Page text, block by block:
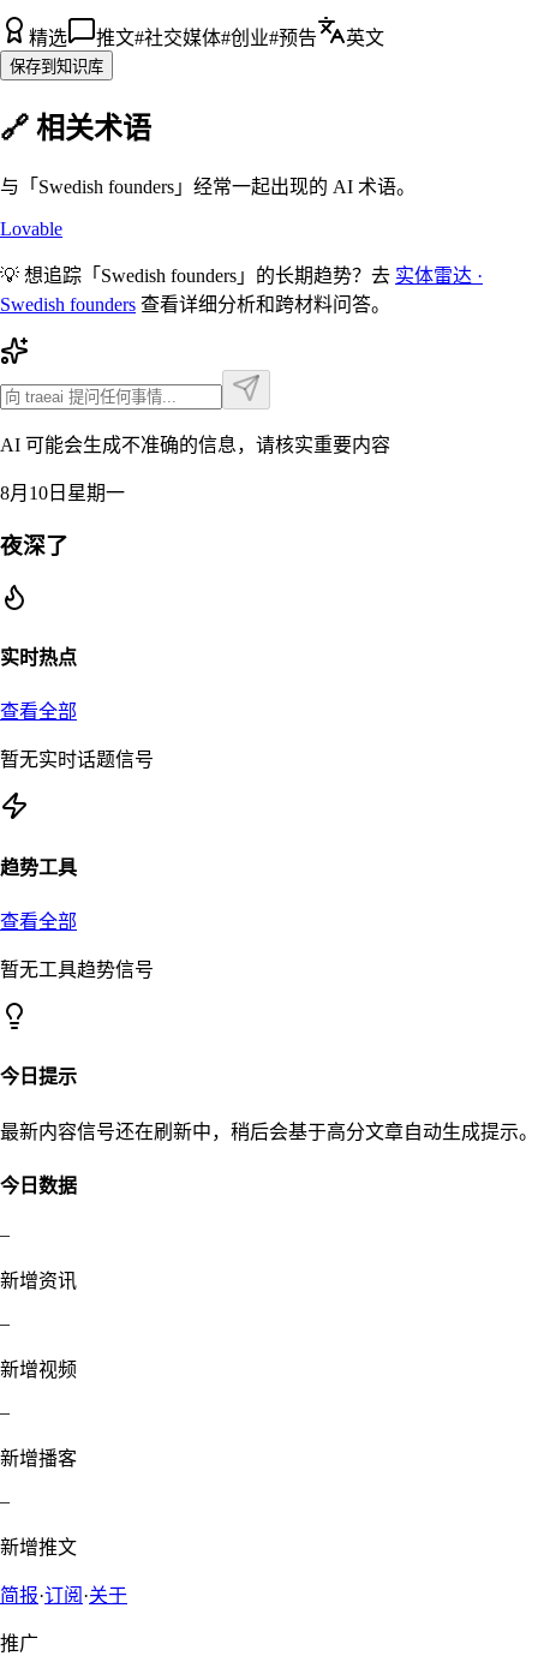
精选 推文#社交媒体#创业#预告 英文
保存到知识库
🔗 相关术语
与「 Swedish founders 」经常一起出现的 AI 术语。
Lovable
💡 想追踪「 Swedish founders 」的长期趋势？去 实体雷达 ·
Swedish founders 查看详细分析和跨材料问答。
AI 可能会生成不准确的信息，请核实重要内容
8月10日星期一
夜深了
实时热点
查看全部
暂无实时话题信号
趋势工具
查看全部
暂无工具趋势信号
今日提示
最新内容信号还在刷新中，稍后会基于高分文章自动生成提示。
今日数据
–
新增资讯
–
新增视频
–
新增播客
–
新增推文
简报·订阅 ·关于
推广